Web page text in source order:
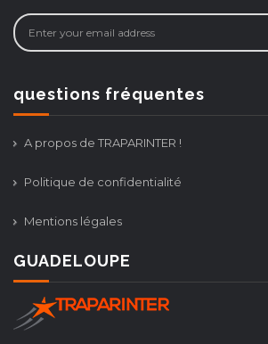
questions fréquentes
A propos de TRAPARINTER !
Politique de confidentialité
Mentions légales
GUADELOUPE